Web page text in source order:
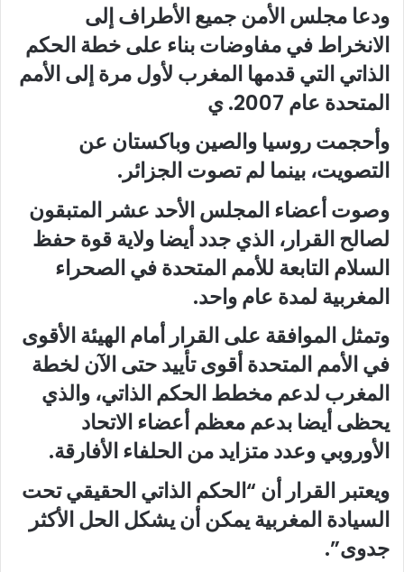
ودعا مجلس الأمن جميع الأطراف إلى
الانخراط في مفاوضات بناء على خطة الحكم
الذاتي التي قدمها المغرب لأول مرة إلى الأمم
المتحدة عام 2007. ي
وأحجمت روسيا والصين وباكستان عن
التصويت، بينما لم تصوت الجزائر.
وصوت أعضاء المجلس الأحد عشر المتبقون
لصالح القرار، الذي جدد أيضا ولاية قوة حفظ
السلام التابعة للأمم المتحدة في الصحراء
المغربية لمدة عام واحد.
وتمثل الموافقة على القرار أمام الهيئة الأقوى
في الأمم المتحدة أقوى تأييد حتى الآن لخطة
المغرب لدعم مخطط الحكم الذاتي، والذي
يحظى أيضا بدعم معظم أعضاء الاتحاد
الأوروبي وعدد متزايد من الحلفاء الأفارقة.
ويعتبر القرار أن “الحكم الذاتي الحقيقي تحت
السيادة المغربية يمكن أن يشكل الحل الأكثر
جدوى”.